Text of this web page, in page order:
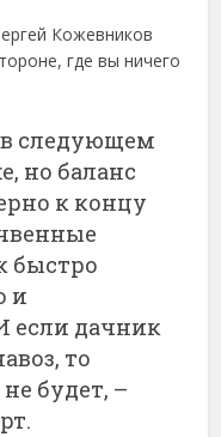
Кожевников
где вы ничего
в следующем
но баланс
к концу
быстро
и
если дачник
то
будет, –